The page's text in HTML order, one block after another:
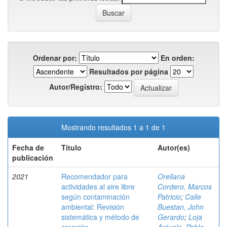
Ordenar por:
En orden:
Resultados por página
Autor/Registro:
Mostrando resultados 1 a 1 de 1
Fecha de
publicación
Título Autor(es)
2021
Recomendador para
actividades al aire libre
según contaminación
ambiental: Revisión
sistemática y método de
Orellana
Cordero, Marcos
Patricio; Calle
Buestan, John
Gerardo; Loja